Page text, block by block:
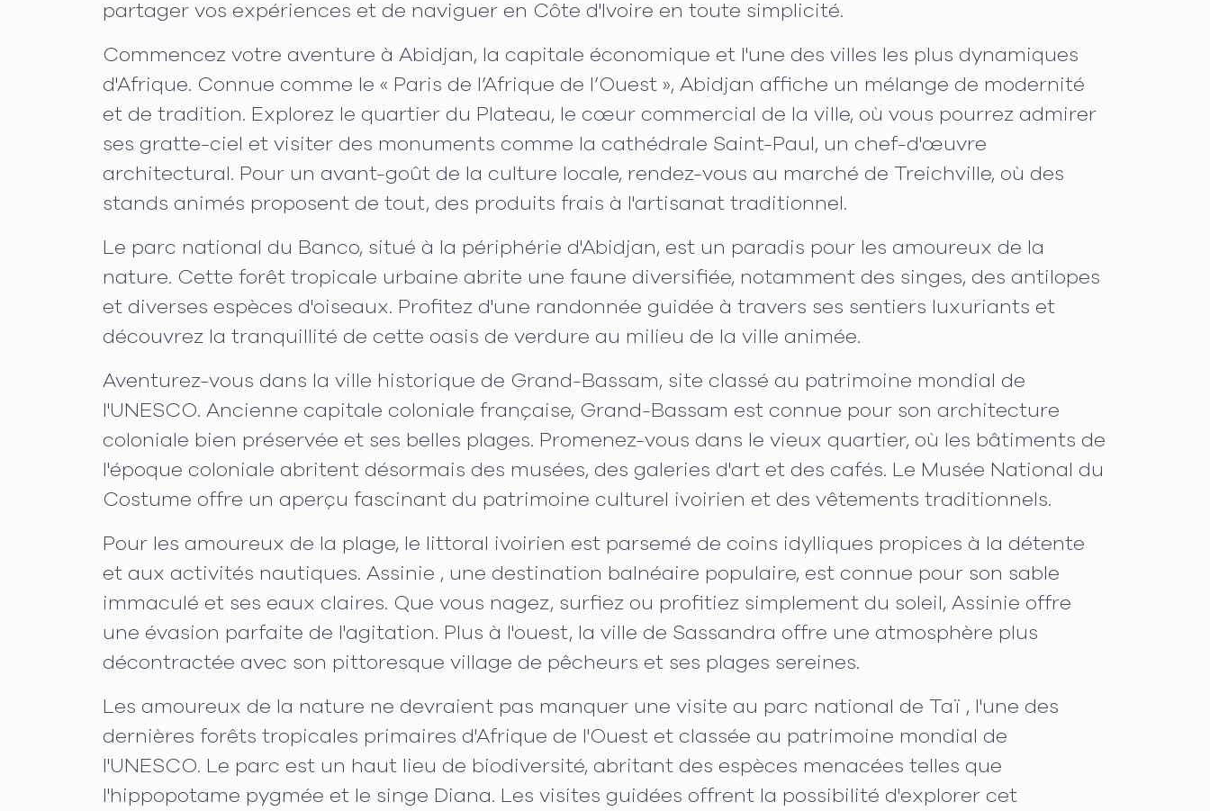
partager vos expériences et de naviguer en Côte d'Ivoire en toute simplicité.
Commencez votre aventure à Abidjan, la capitale économique et l'une des villes les plus dynamiques
d'Afrique. Connue comme le « Paris de l’Afrique de l’Ouest », Abidjan affiche un mélange de modernité
et de tradition. Explorez le quartier du Plateau, le cœur commercial de la ville, où vous pourrez admirer
ses gratte-ciel et visiter des monuments comme la cathédrale Saint-Paul, un chef-d'œuvre
architectural. Pour un avant-goût de la culture locale, rendez-vous au marché de Treichville, où des
stands animés proposent de tout, des produits frais à l'artisanat traditionnel.
Le parc national du Banco, situé à la périphérie d'Abidjan, est un paradis pour les amoureux de la
nature. Cette forêt tropicale urbaine abrite une faune diversifiée, notamment des singes, des antilopes
et diverses espèces d'oiseaux. Profitez d'une randonnée guidée à travers ses sentiers luxuriants et
découvrez la tranquillité de cette oasis de verdure au milieu de la ville animée.
Aventurez-vous dans la ville historique de Grand-Bassam, site classé au patrimoine mondial de
l'UNESCO. Ancienne capitale coloniale française, Grand-Bassam est connue pour son architecture
coloniale bien préservée et ses belles plages. Promenez-vous dans le vieux quartier, où les bâtiments de
l'époque coloniale abritent désormais des musées, des galeries d'art et des cafés. Le Musée National du
Costume offre un aperçu fascinant du patrimoine culturel ivoirien et des vêtements traditionnels.
Pour les amoureux de la plage, le littoral ivoirien est parsemé de coins idylliques propices à la détente
et aux activités nautiques. Assinie , une destination balnéaire populaire, est connue pour son sable
immaculé et ses eaux claires. Que vous nagez, surfiez ou profitiez simplement du soleil, Assinie offre
une évasion parfaite de l'agitation. Plus à l'ouest, la ville de Sassandra offre une atmosphère plus
décontractée avec son pittoresque village de pêcheurs et ses plages sereines.
Les amoureux de la nature ne devraient pas manquer une visite au parc national de Taï , l'une des
dernières forêts tropicales primaires d'Afrique de l'Ouest et classée au patrimoine mondial de
l'UNESCO. Le parc est un haut lieu de biodiversité, abritant des espèces menacées telles que
l'hippopotame pygmée et le singe Diana. Les visites guidées offrent la possibilité d'explorer cet